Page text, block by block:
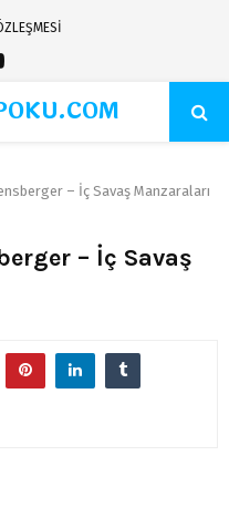
Youtube
– İç Savaş Manzaraları
– İç Savaş